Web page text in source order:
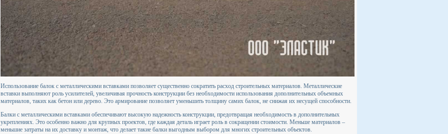
Использование балок с металлическими вставками позволяет существенно сократить расход строительных материалов. Металлические
вставки выполняют роль усилителей, увеличивая прочность конструкции без необходимости использования дополнительных объемных
материалов, таких как бетон или дерево. Это армирование позволяет уменьшить толщину самих балок, не снижая их несущей способности.
Балки с металлическими вставками обеспечивают высокую надежность конструкции, предотвращая необходимость в дополнительных
укреплениях. Это особенно важно для крупных проектов, где каждая деталь играет роль в сокращении стоимости. Меньше материалов –
меньшие затраты на их доставку и монтаж, что делает такие балки выгодным выбором для многих строительных объектов.